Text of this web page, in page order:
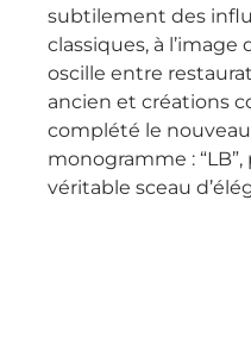
subtilement des
classiques, à
oscille entre
ancien et créations
complété le
monogramme :
véritable sceau